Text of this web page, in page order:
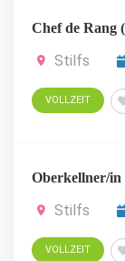
Chef de Rang
Stilfs
VOLLZEIT
Oberkellner/in
Stilfs
VOLLZEIT